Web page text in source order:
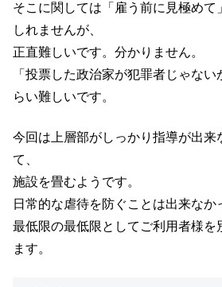
そこに関しては「雇う前に見極めて
しれませんが、
正直難しいです。分かりません。
「投票した政治家が犯罪者じゃな
らい難しいです。
今回は上層部がしっかり指導が出来
て、
施設を畳むようです。
日常的な虐待を防ぐことは出来なか
最低限の最低限としてご利用者様を
ます。